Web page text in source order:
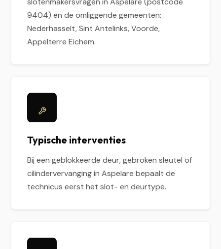
9404) en de omliggende gemeenten:
Nederhasselt, Sint Antelinks, Voorde,
Appelterre Eichem.
Typische interventies
Bij een geblokkeerde deur, gebroken sleutel of
cilindervervanging in Aspelare bepaalt de
technicus eerst het slot- en deurtype.